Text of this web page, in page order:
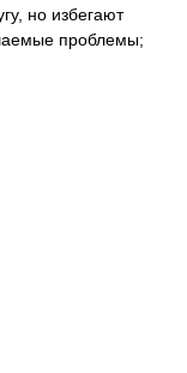
но избегают
проблемы;